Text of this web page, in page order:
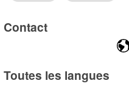
Contact
Toutes les langues